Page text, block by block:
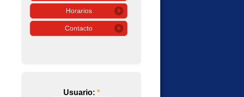
Horarios
Contacto
Usuario: *